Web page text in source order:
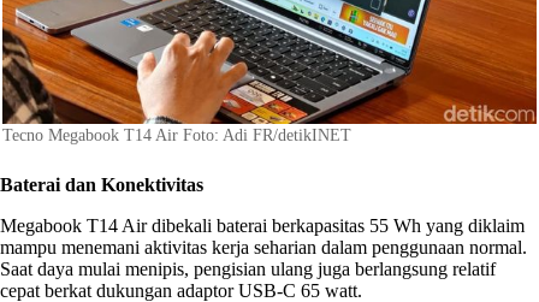
Tecno Megabook T14 Air Foto: Adi FR/detikINET
Baterai dan Konektivitas
Megabook T14 Air dibekali baterai berkapasitas 55 Wh yang diklaim
mampu menemani aktivitas kerja seharian dalam penggunaan normal.
Saat daya mulai menipis, pengisian ulang juga berlangsung relatif
cepat berkat dukungan adaptor USB-C 65 watt.